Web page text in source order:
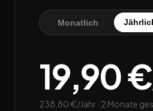
Monatlich
19,90 €
238,80 €/Jahr · 2 Monate